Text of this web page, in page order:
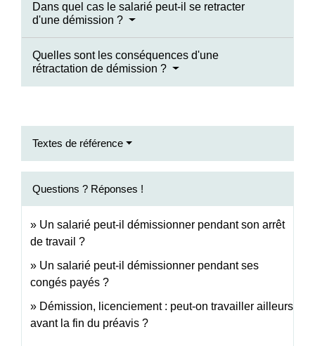
Dans quel cas le salarié peut-il se retracter
d'une démission ?
Quelles sont les conséquences d'une
rétractation de démission ?
Textes de référence
Questions ? Réponses !
Un salarié peut-il démissionner pendant son arrêt
de travail ?
Un salarié peut-il démissionner pendant ses
congés payés ?
Démission, licenciement : peut-on travailler ailleurs
avant la fin du préavis ?